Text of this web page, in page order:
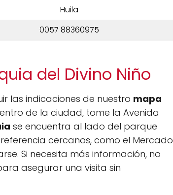
Huila
0057 88360975
del Divino Niño
las indicaciones de nuestro mapa
de la ciudad, tome la Avenida
se encuentra al lado del parque
cercanos, como el Mercado
Si necesita más información, no
asegurar una visita sin